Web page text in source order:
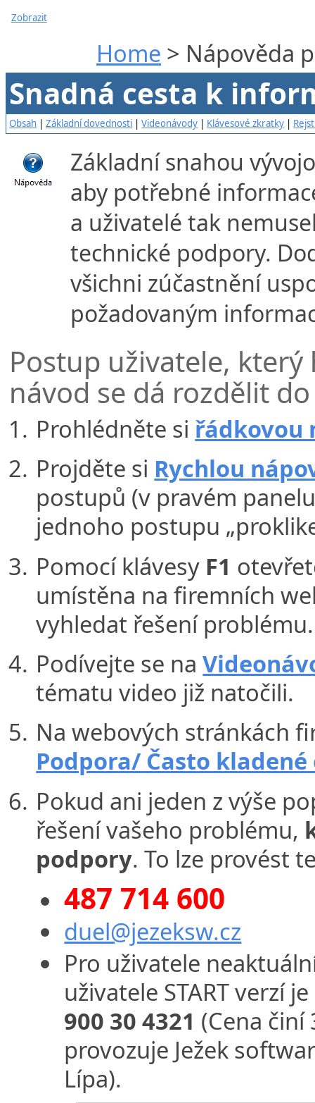
Zobrazit
Home > Nápověda
Snadná cesta k
Obsah |Základní dovednosti |Videonávody Klávesové zkratky
Základní snahou
aby potřebné
a uživatelé tak
technické podpory.
všichni zúčastnění
požadovaným
Postup uživatele,
návod se dá rozdělit
Prohlédněte si řádkovou
Projděte si Rychlou
postupů (v pravém
jednoho postupu
Pomocí klávesy F1
umístěna na firemních
vyhledat řešení problému.
Podívejte se na
tématu video již natočili.
Na webových stránkách
Podpora/ Často
Pokud ani jeden z výše
řešení vašeho problému,
podpory. To lze provést
487 714 600
duel@jezeksw.cz
Pro uživatele
uživatele START verzí
900 30 4321 (Cena
provozuje Ježek
Lípa).